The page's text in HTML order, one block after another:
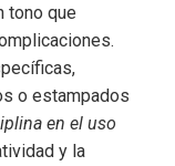
tono que
o estampados
en el uso
y la